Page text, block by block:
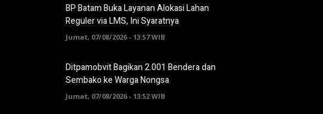
BP Batam Buka Layanan Alokasi Lahan
Reguler via LMS, Ini Syaratnya
Jumat, 07/08/2026 - 13:57 WIB
Ditpamobvit Bagikan 2.001 Bendera dan
Sembako ke Warga Nongsa
Jumat, 07/08/2026 - 13:52 WIB